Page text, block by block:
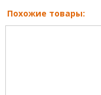
Похожие товары: